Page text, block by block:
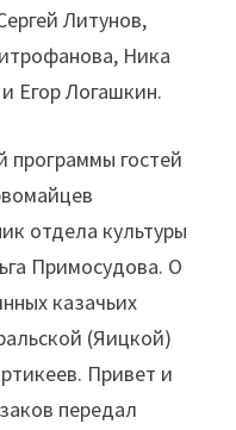
Литунов,
Ника
Егор Логашкин.
программы гостей
отдела культуры
Примосудова. О
казачьих
(Яицкой)
Привет и
передал